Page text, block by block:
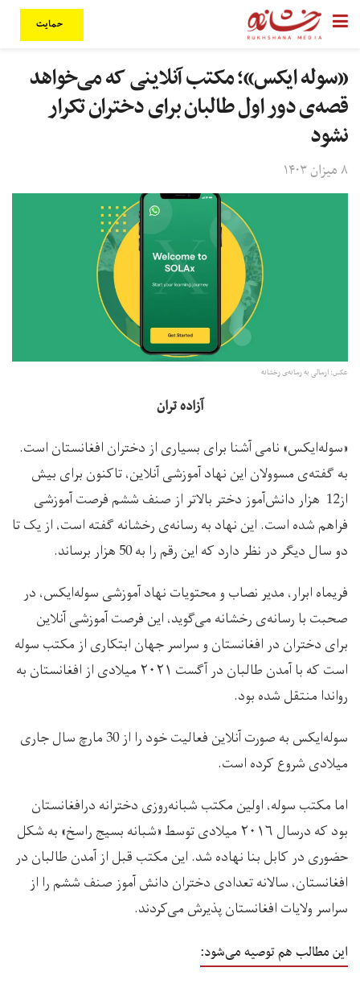
حمایت
«سوله ایکس»؛ مکتب آنلاینی که می‌خواهد
قصه‌ی دور اول طالبان برای دختران تکرار
نشود
۸ میزان ۱۴۰۳
عکس: ارسالی به رسانه‌ی رخشانه
آزاده تران
«سوله‌ایکس» نامی آشنا برای بسیاری از دختران افغانستان است.
به گفته‌ی مسوولان این نهاد آموزشی آنلاین، تاکنون برای بیش
از12 هزار دانش‌آموز دختر بالاتر از صنف ششم فرصت آموزشی
فراهم شده است. این نهاد به رسانه‌ی رخشانه گفته است، از یک تا
دو سال دیگر در نظر دارد که این رقم را به 50 هزار برساند.
فریماه ابرار، مدیر نصاب و محتویات نهاد آموزشی سوله‌ایکس، در
صحبت با رسانه‌ی رخشانه می‌گوید، این فرصت آموزشی آنلاین
برای دختران در افغانستان و سراسر جهان ابتکاری از مکتب سوله
است که با آمدن طالبان در آگست ۲۰۲۱ میلادی از افغانستان به
رواندا منتقل شده بود.
سوله‌ایکس به صورت آنلاین فعالیت خود را از 30 مارچ سال جاری
میلادی شروع کرده است.
اما مکتب سوله، اولین مکتب شبانه‌روزی دخترانه درافغانستان
بود که درسال ۲۰۱۶ میلادی توسط «شبانه بسیج راسخ» به شکل
حضوری در کابل بنا نهاده شد. این مکتب قبل از آمدن طالبان در
افغانستان، سالانه تعدادی دختران دانش آموز صنف ششم را از
سراسر ولایات افغانستان پذیرش می‌کردند.
این مطالب هم توصیه می‌شود: